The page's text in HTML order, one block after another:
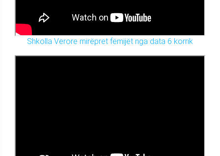
Shkolla Verore mirëpret fëmijët nga data 6 korrik